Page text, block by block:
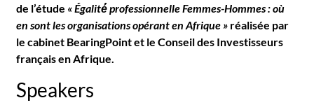
de l’étude « Égalité́ professionnelle Femmes-Hommes : où
en sont les organisations opérant en Afrique » réalisée par
le cabinet BearingPoint et le Conseil des Investisseurs
français en Afrique.
Speakers